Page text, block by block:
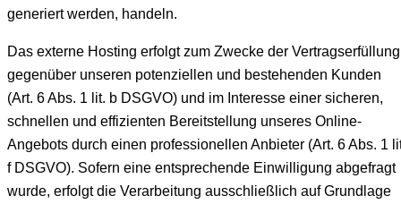
generiert werden, handeln.
Das externe Hosting erfolgt zum Zwecke der Vertragserfüllung
gegenüber unseren potenziellen und bestehenden Kunden
(Art. 6 Abs. 1 lit. b DSGVO) und im Interesse einer sicheren,
schnellen und effizienten Bereitstellung unseres Online-
Angebots durch einen professionellen Anbieter (Art. 6 Abs. 1
f DSGVO). Sofern eine entsprechende Einwilligung abgefragt
wurde, erfolgt die Verarbeitung ausschließlich auf Grundlage